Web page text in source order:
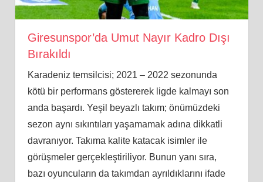
Giresunspor’da Umut Nayır Kadro Dışı
Bırakıldı
Karadeniz temsilcisi; 2021 – 2022 sezonunda
kötü bir performans göstererek ligde kalmayı son
anda başardı. Yeşil beyazlı takım; önümüzdeki
sezon aynı sıkıntıları yaşamamak adına dikkatli
davranıyor. Takıma kalite katacak isimler ile
görüşmeler gerçekleştiriliyor. Bunun yanı sıra,
bazı oyuncuların da takımdan ayrıldıklarını ifade